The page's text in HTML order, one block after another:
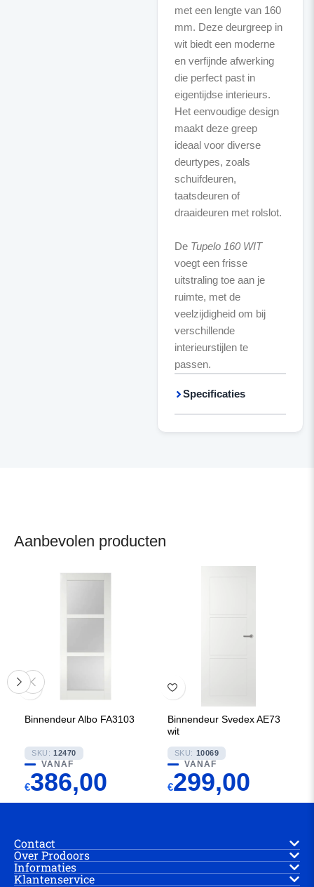
met een lengte van 160
mm. Deze deurgreep in
wit biedt een moderne
en verfijnde afwerking
die perfect past in
eigentijdse interieurs.
Het eenvoudige design
maakt deze greep
ideaal voor diverse
deurtypes, zoals
schuifdeuren,
taatsdeuren of
draaideuren met rolslot.
De Tupelo 160 WIT
voegt een frisse
uitstraling toe aan je
ruimte, met de
veelzijdigheid om bij
verschillende
interieurstijlen te
passen.
Specificaties
Aanbevolen producten
Binnendeur Albo FA3103
SKU: 12470
VANAF
€386,00
Binnendeur Svedex AE73
wit
SKU: 10069
VANAF
€299,00
Contact
Over Prodoors
Informaties
Klantenservice